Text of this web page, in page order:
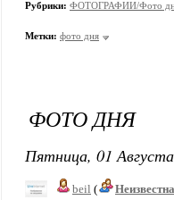
Рубрики: ФОТОГРАФИИ/Фото
Метки: фото дня
ФОТО ДНЯ
Пятница, 01
beil (